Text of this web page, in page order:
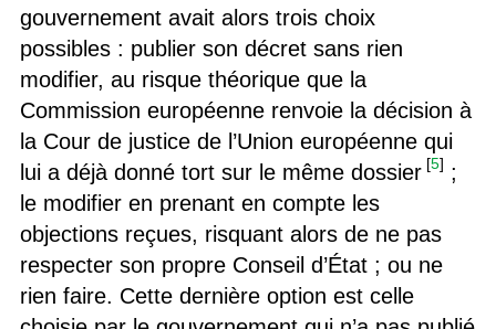
gouvernement avait alors trois choix
possibles : publier son décret sans rien
modifier, au risque théorique que la
Commission européenne renvoie la décision à
la Cour de justice de l’Union européenne qui
lui a déjà donné tort sur le même dossier [5] ;
le modifier en prenant en compte les
objections reçues, risquant alors de ne pas
respecter son propre Conseil d’État ; ou ne
rien faire. Cette dernière option est celle